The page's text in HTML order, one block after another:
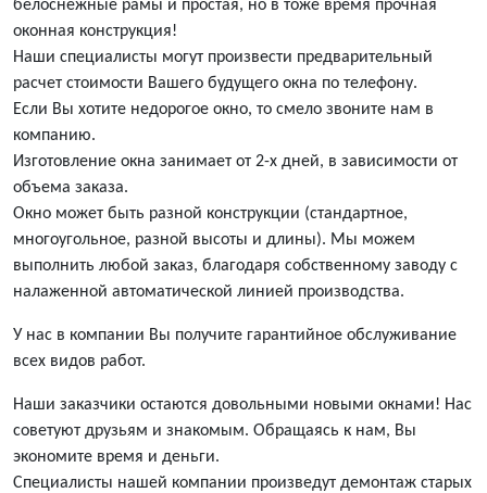
белоснежные рамы и простая, но в тоже время прочная
оконная конструкция!
Наши специалисты могут произвести предварительный
расчет стоимости Вашего будущего окна по телефону.
Если Вы хотите недорогое окно, то смело звоните нам в
компанию.
Изготовление окна занимает от 2-х дней, в зависимости от
объема заказа.
Окно может быть разной конструкции (стандартное,
многоугольное, разной высоты и длины). Мы можем
выполнить любой заказ, благодаря собственному заводу с
налаженной автоматической линией производства.
У нас в компании Вы получите гарантийное обслуживание
всех видов работ.
Наши заказчики остаются довольными новыми окнами! Нас
советуют друзьям и знакомым. Обращаясь к нам, Вы
экономите время и деньги.
Специалисты нашей компании произведут демонтаж старых